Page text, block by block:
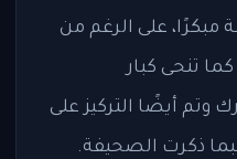
على الرغم من
77 ضابطًا. كما تنحى كبار
وتم أيضًا التركيز على
ذكرت الصحيفة.